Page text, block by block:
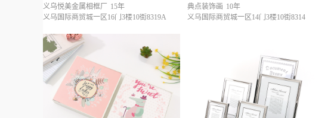
义乌悦美金属相框厂
15年
义乌国际商贸城一区16门3楼10街8319A
典点装饰画 10年
义乌国际商贸城一区14门3楼10街8314